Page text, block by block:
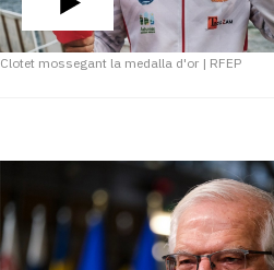
Clotet mossegant la medalla d'or | RFEP